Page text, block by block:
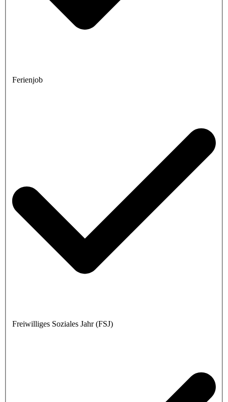
Ferienjob
Freiwilliges Soziales Jahr (FSJ)